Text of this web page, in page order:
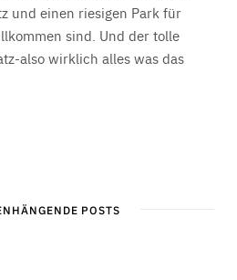
und einen riesigen Park für
sind. Und der tolle
also wirklich alles was das
POSTS